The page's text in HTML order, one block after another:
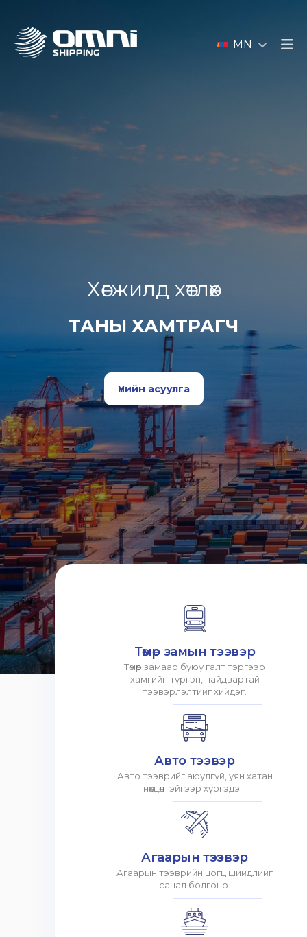
MN
Хөгжилд хөтлөх
ТАНЫ ХАМТРАГЧ
Үнийн асуулга
Төмөр замын тээвэр
Төмөр замаар буюу галт тэргээр
хамгийн түргэн, найдвартай
тээвэрлэлтийг хийдэг.
Авто тээвэр
Авто тээврийг аюулгүй, уян хатан
нөхцөлтэйгээр хүргэдэг.
Агаарын тээвэр
Агаарын тээврийн цогц шийдлийг
санал болгоно.